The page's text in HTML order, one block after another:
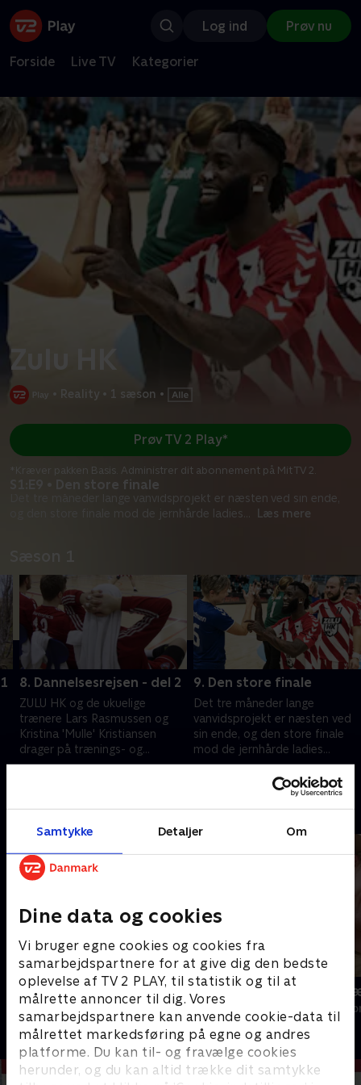
Samtykke Detaljer Om
Dine data og cookies
Vi bruger egne cookies og cookies fra
samarbejdspartnere for at give dig den bedste
oplevelse af TV 2 PLAY, til statistik og til at
målrette annoncer til dig. Vores
samarbejdspartnere kan anvende cookie-data til
målrettet markedsføring på egne og andres
platforme. Du kan til- og fravælge cookies
herunder, og du kan altid trække dit samtykke
Log ind Prøv nu
Forside Live TV Kategorier
Zulu HK
• Reality • 1 sæson •
S1:E9 • Den store finale
Det tre måneder lange vanvidsprojekt er næsten ved sin ende,
og den store finale mod de jernhårde ladies
Læs mere
Prøv TV 2 Play*
*Kræver pakken Basis. Administrer dit abonnement på Mit TV 2.
8. Dannelsesrejsen - del 2
ZULU HK og de ukuelige
trænere Lars Rasmussen og
Kristina 'Mulle' Kristiansen
drager på trænings- og
dannelsesrejse til Island.
9. Den store finale
Det tre måneder lange
vanvidsprojekt er næsten ved
sin ende, og den store finale
mod de jernhårde ladies
nærmer sig med hastige skridt.
Andre så også
FC Zulu
Reality • 2 sæsoner
Zulu
Reality • 3